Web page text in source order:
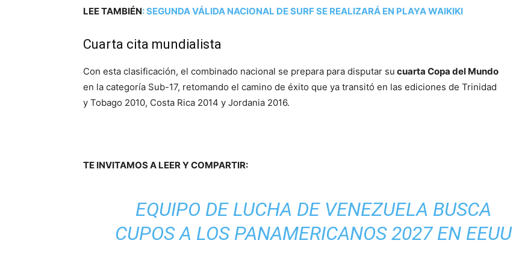
LEE TAMBIÉN:SEGUNDA VÁLIDA NACIONAL DE SURF SE REALIZARÁ EN PLAYA WAIKIKI
Cuarta cita mundialista
Con esta clasificación, el combinado nacional se prepara para disputar su cuarta Copa del Mundo
en la categoría Sub-17, retomando el camino de éxito que ya transitó en las ediciones de Trinidad
y Tobago 2010, Costa Rica 2014 y Jordania 2016.
TE INVITAMOS A LEER Y COMPARTIR:
EQUIPO DE LUCHA DE VENEZUELA BUSCA
CUPOS A LOS PANAMERICANOS 2027 EN EEUU